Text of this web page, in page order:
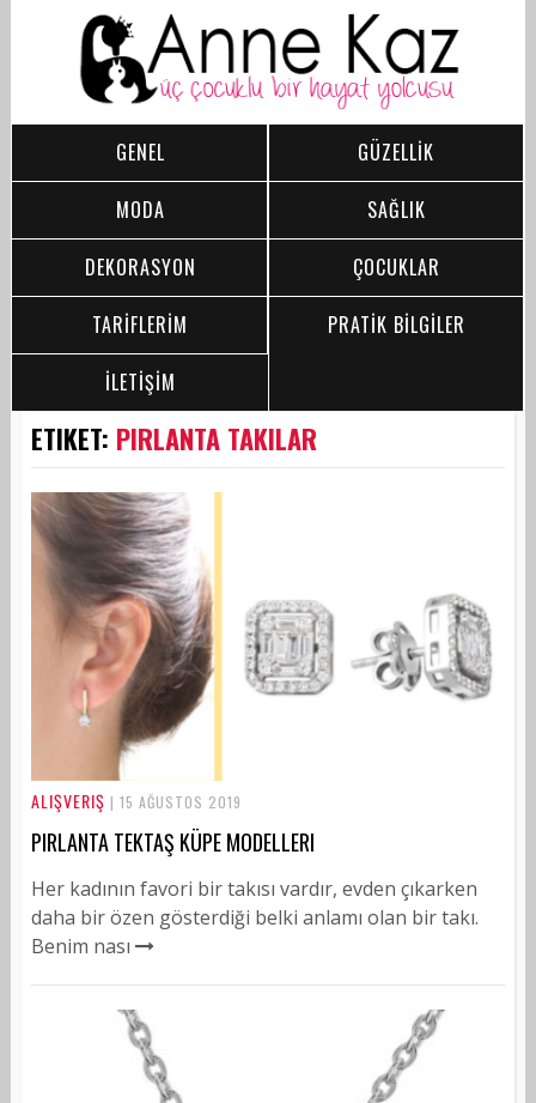
GENEL
GÜZELLİK
MODA
SAĞLIK
DEKORASYON
ÇOCUKLAR
TARİFLERİM
PRATİK BİLGİLER
İLETİŞİM
ETIKET: PIRLANTA TAKILAR
ALIŞVERIŞ | 15 AĞUSTOS 2019
PIRLANTA TEKTAŞ KÜPE MODELLERI
Her kadının favori bir takısı vardır, evden çıkarken
daha bir özen gösterdiği belki anlamı olan bir takı.
Benim nası